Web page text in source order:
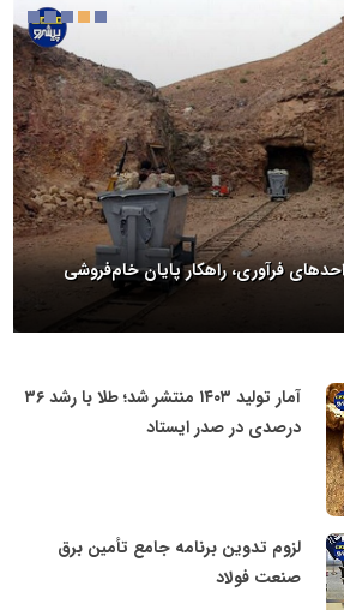
جهانی مس را در وضعیت انتظار قرار داد
آمار تولید ۱۴۰۳ منتشر شد؛ طلا با رشد ۳۶
درصدی در صدر ایستاد
پیشرو
لزوم تدوین برنامه جامع تأمین برق
صنعت فولاد
پیشرو